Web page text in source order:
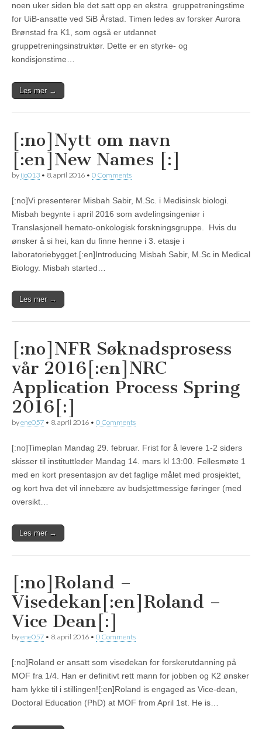
noen uker siden ble det satt opp en ekstra gruppetreningstime
for UiB-ansatte ved SiB Årstad. Timen ledes av forsker Aurora
Brønstad fra K1, som også er utdannet
gruppetreningsinstruktør. Dette er en styrke- og
kondisjonstime…
Les mer →
[:no]Nytt om navn
[:en]New Names [:]
by ijo013 • 8. april 2016 • 0 Comments
[:no]Vi presenterer Misbah Sabir, M.Sc. i Medisinsk biologi.
Misbah begynte i april 2016 som avdelingsingeniør i
Translasjonell hemato-onkologisk forskningsgruppe. Hvis du
ønsker å si hei, kan du finne henne i 3. etasje i
laboratoriebygget.[:en]Introducing Misbah Sabir, M.Sc in Medical
Biology. Misbah started…
Les mer →
[:no]NFR Søknadsprosess
vår 2016[:en]NRC
Application Process Spring
2016[:]
byene057 • 8. april 2016 • 0 Comments
[:no]Timeplan Mandag 29. februar. Frist for å levere 1-2 siders
skisser til instituttleder Mandag 14. mars kl 13:00. Fellesmøte 1
med en kort presentasjon av det faglige målet med prosjektet,
og kort hva det vil innebære av budsjettmessige føringer (med
oversikt…
Les mer →
[:no]Roland –
Visedekan[:en]Roland –
Vice Dean[:]
byene057 • 8. april 2016 • 0 Comments
[:no]Roland er ansatt som visedekan for forskerutdanning på
MOF fra 1/4. Han er definitivt rett mann for jobben og K2 ønsker
ham lykke til i stillingen![:en]Roland is engaged as Vice-dean,
Doctoral Education (PhD) at MOF from April 1st. He is…